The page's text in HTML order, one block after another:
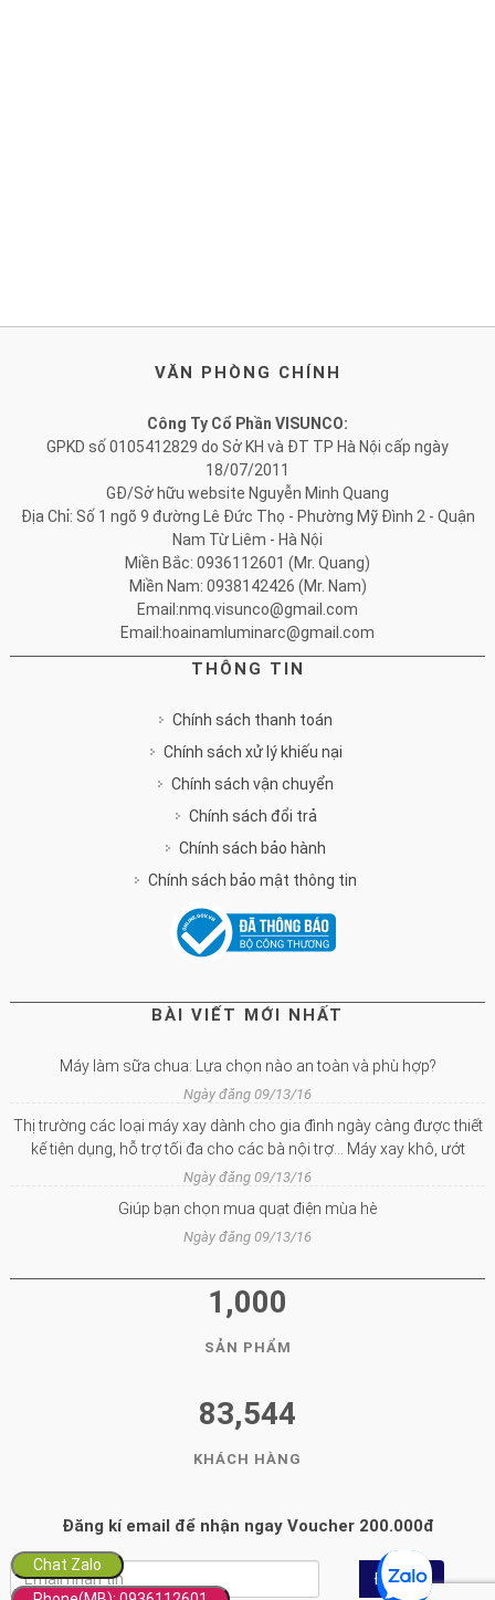
VĂN PHÒNG CHÍNH
Công Ty Cổ Phần VISUNCO:
GPKD số 0105412829 do Sở KH và ĐT TP Hà Nội cấp ngày
18/07/2011
GĐ/Sở hữu website Nguyễn Minh Quang
Địa Chỉ: Số 1 ngõ 9 đường Lê Đức Thọ - Phường Mỹ Đình 2 - Quận
Nam Từ Liêm - Hà Nội
Miền Bắc: 0936112601 (Mr. Quang)
Miền Nam: 0938142426 (Mr. Nam)
Email:nmq.visunco@gmail.com
Email:hoainamluminarc@gmail.com
THÔNG TIN
Chính sách thanh toán
Chính sách xử lý khiếu nại
Chính sách vận chuyển
Chính sách đổi trả
Chính sách bảo hành
Chính sách bảo mật thông tin
BÀI VIẾT MỚI NHẤT
Máy làm sữa chua: Lựa chọn nào an toàn và phù hợp?
Ngày đăng 09/13/16
Thị trường các loại máy xay dành cho gia đình ngày càng được thiết
kế tiện dụng, hỗ trợ tối đa cho các bà nội trợ… Máy xay khô, ướt
Ngày đăng 09/13/16
Giúp bạn chọn mua quạt điện mùa hè
Ngày đăng 09/13/16
1,000
SẢN PHẨM
83,544
KHÁCH HÀNG
Đăng kí email để nhận ngay Voucher 200.000đ
Đăng ký
Chat Zalo